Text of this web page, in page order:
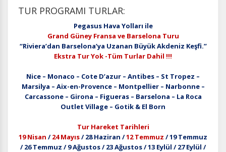
TUR PROGRAMI TURLAR:
Pegasus Hava Yolları ile
Grand Güney Fransa ve Barselona Turu
“Riviera’dan Barselona’ya Uzanan Büyük Akdeniz Keşfi.”
Ekstra Tur Yok -Tüm Turlar Dahil !!!
Nice – Monaco – Cote D’azur – Antibes – St Tropez –
Marsilya – Aix-en-Provence – Montpellier – Narbonne –
Carcassone – Girona – Figueras – Barselona – La Roca
Outlet Village – Gotik & El Born
Tur Hareket Tarihleri
19 Nisan /24 Mayıs/ 28 Haziran /12 Temmuz / 19 Temmuz
/ 26 Temmuz / 9 Ağustos / 23 Ağustos / 13 Eylül / 27 Eylül /